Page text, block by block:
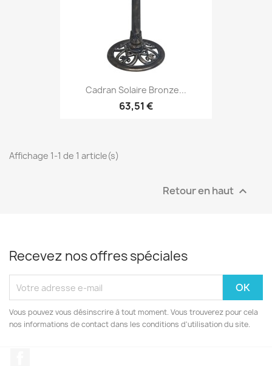
Cadran Solaire Bronze...
63,51 €
Affichage 1-1 de 1 article(s)
Retour en haut 
Recevez nos offres spéciales
Vous pouvez vous désinscrire à tout moment. Vous trouverez pour cela
nos informations de contact dans les conditions d'utilisation du site.